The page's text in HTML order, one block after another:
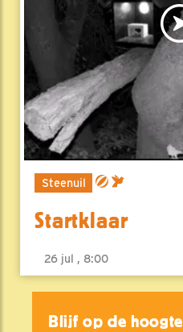
Steenuil
Startklaar
26 jul , 8:00
Blijf op de hoogte